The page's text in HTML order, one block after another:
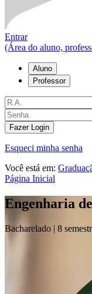
Entrar
(Área do aluno,
Aluno
Professor
Fazer Login
Esqueci minha senha
Você está em:
Página Inicial
Engenharia
Bacharelado | 8